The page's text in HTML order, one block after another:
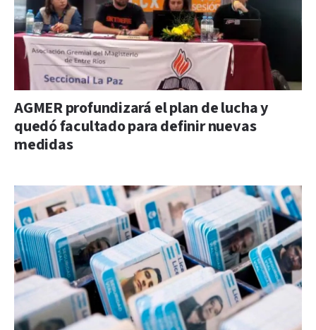
AGMER profundizará el plan de lucha y
quedó facultado para definir nuevas
medidas